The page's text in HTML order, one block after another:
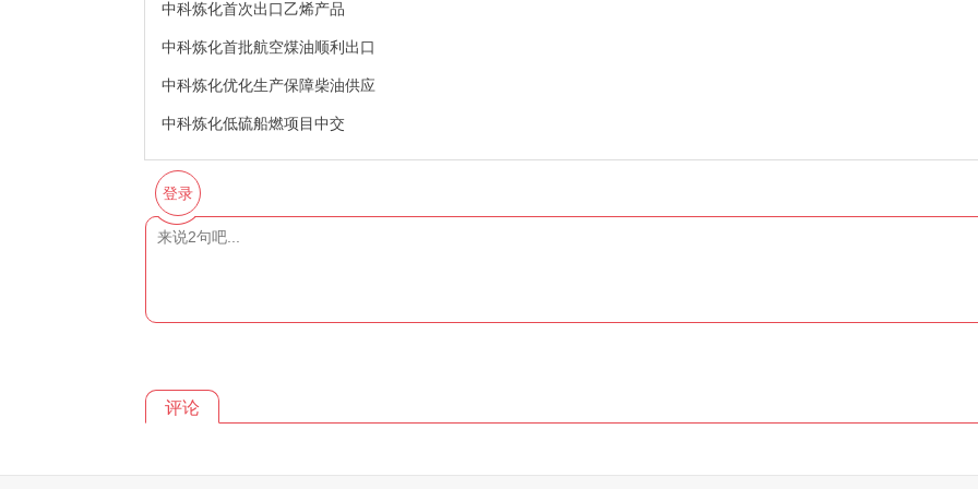
中科炼化首次出口乙烯产品
中科炼化首批航空煤油顺利出口
中科炼化优化生产保障柴油供应
中科炼化低硫船燃项目中交
登录
评论